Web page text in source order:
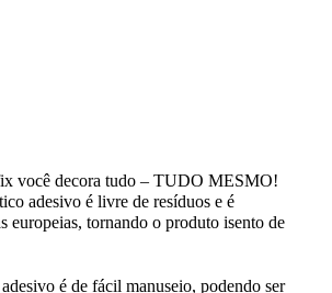
você decora tudo – TUDO MESMO!
adesivo é livre de resíduos e é
europeias, tornando o produto isento de
é de fácil manuseio, podendo ser